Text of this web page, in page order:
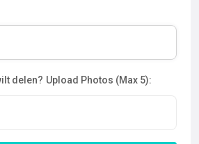
delen? Upload Photos (Max 5):